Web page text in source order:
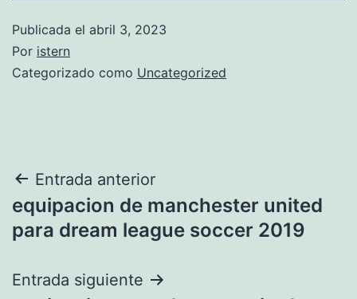
Publicada el abril 3, 2023
Por istern
Categorizado como Uncategorized
Navegación
de
Entrada anterior
equipacion de manchester united
para dream league soccer 2019
Entrada siguiente